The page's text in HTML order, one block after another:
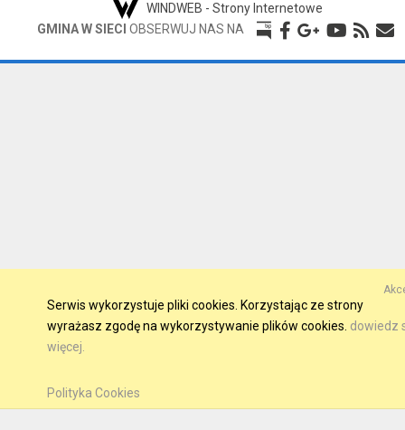
WINDWEB - Strony Internetowe
GMINA W SIECI OBSERWUJ NAS NA
Serwis wykorzystuje pliki cookies. Korzystając ze strony
wyrażasz zgodę na wykorzystywanie plików cookies. dowiedz
więcej.
Polityka Cookies